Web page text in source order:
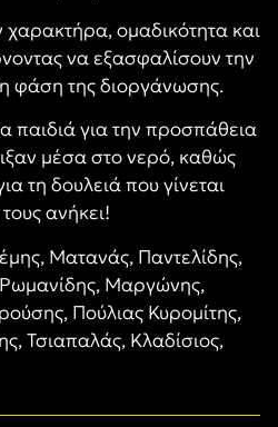
χαρακτήρα, ομαδικότητα και
να εξασφαλίσουν την
φάση της διοργάνωσης.
παιδιά για την προσπάθεια
μέσα στο νερό, καθώς
τη δουλειά που γίνεται
ανήκει!
Ματανάς, Παντελίδης,
Μαργώνης,
Πούλιας Κυρομίτης,
Τσιαπαλάς, Κλαδίσιος,